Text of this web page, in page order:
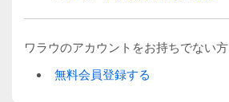
ワラウのアカウントをお持ちでない方
無料会員登録する